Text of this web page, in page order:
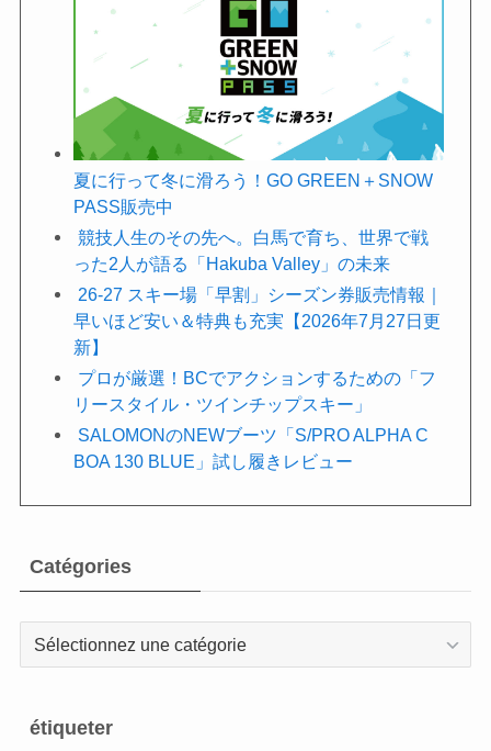
夏に行って冬に滑ろう！GO GREEN＋SNOW
PASS販売中
競技人生のその先へ。白馬で育ち、世界で戦
った2人が語る「Hakuba Valley」の未来
26-27 スキー場「早割」シーズン券販売情報｜
早いほど安い＆特典も充実【2026年7月27日更
新】
プロが厳選！BCでアクションするための「フ
リースタイル・ツインチップスキー」
SALOMONのNEWブーツ「S/PRO ALPHA C
BOA 130 BLUE」試し履きレビュー
Catégories
Catégories
étiqueter